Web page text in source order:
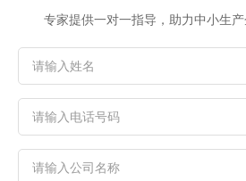
专家提供一对一指导，助力中小生